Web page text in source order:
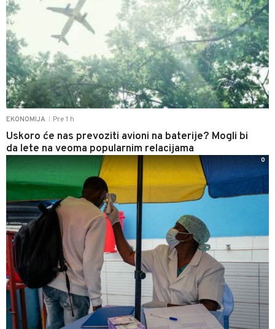
EKONOMIJA Pre 1 h
Uskoro će nas prevoziti avioni na baterije? Mogli bi
da lete na veoma popularnim relacijama
0